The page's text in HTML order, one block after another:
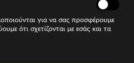
για να σας προσφέρουμε
ότι σχετίζονται με εσάς και τα